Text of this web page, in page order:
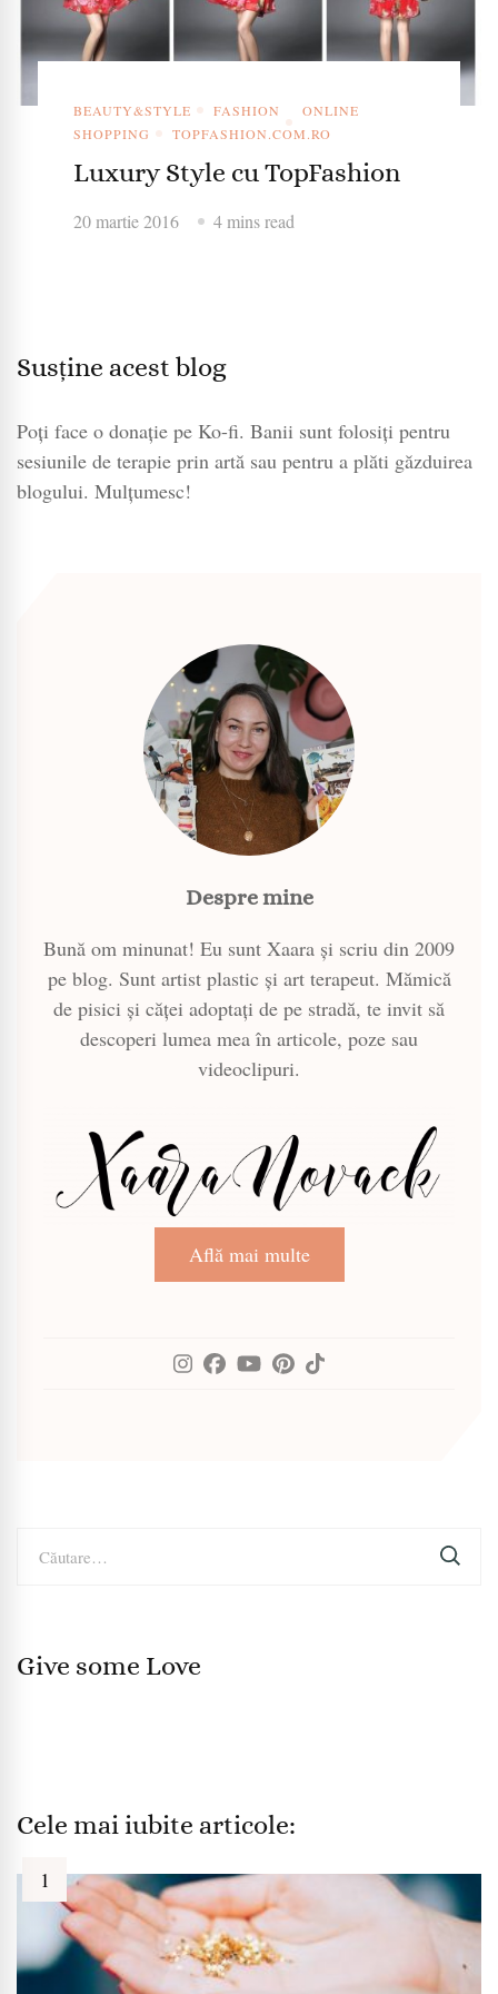
BEAUTY&STYLE FASHION
ONLINE
SHOPPING
TOPFASHION.COM.RO
Luxury Style cu TopFashion
20 martie 2016 4 mins read
Susține acest blog
Poți face o donație pe Ko-fi. Banii sunt folosiți pentru
sesiunile de terapie prin artă sau pentru a plăti găzduirea
blogului. Mulțumesc!
Despre mine
Bună om minunat! Eu sunt Xaara și scriu din 2009
pe blog. Sunt artist plastic și art terapeut. Mămică
de pisici și căței adoptați de pe stradă, te invit să
descoperi lumea mea în articole, poze sau
videoclipuri.
Află mai multe
după:
Give some Love
Cele mai iubite articole: